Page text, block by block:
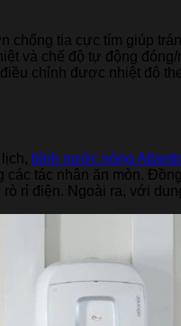
tia cực tím giúp
và chế độ tự động
chỉnh được nhiệt độ
bình nước nóng
tác nhân ăn mòn.
rỉ điện. Ngoài ra, với